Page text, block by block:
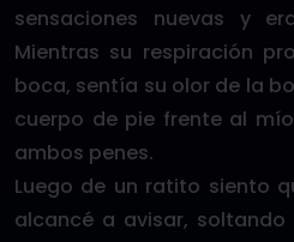
sensaciones nuevas y
Mientras su respiración
boca, sentía su olor de la
cuerpo de pie frente al
ambos penes.
Luego de un ratito siento
alcancé a avisar,